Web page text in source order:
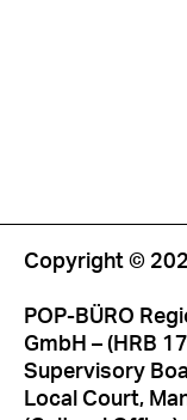
Copyright ©
POP-BÜRO
GmbH – (HRB
Supervisory
Local Court,